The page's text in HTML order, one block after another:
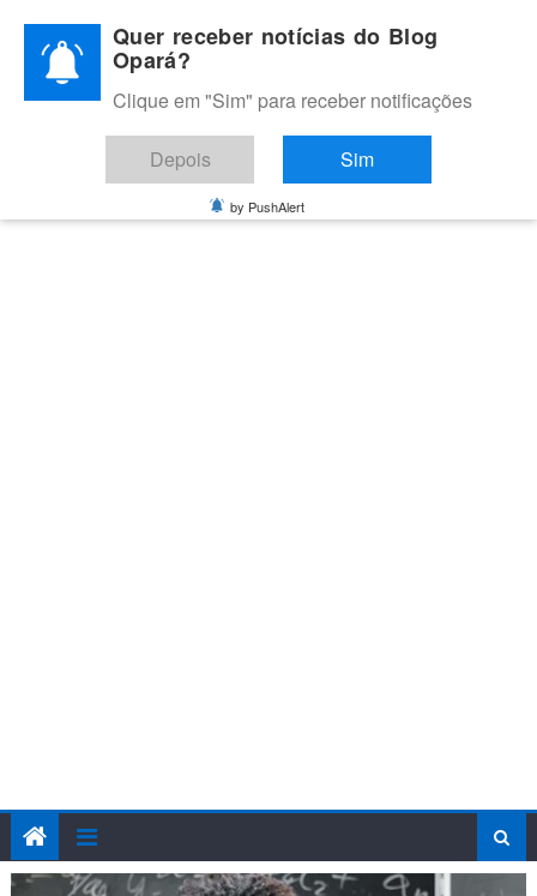
content
BLOG OPARÁ
Melhores notícias de Juazeiro, Petrolina e do Vale do São
Francisco
Quer receber notícias do Blog
Opará?
Clique em "Sim" para receber notificações
Depois Sim
by PushAlert